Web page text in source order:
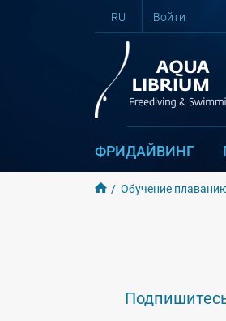
RU Войти
ФРИДАЙВИНГ
Обучение